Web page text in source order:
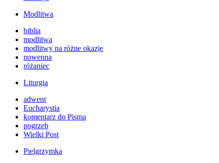
Modlitwa
biblia
modlitwa
modlitwy na różne okazje
nowenna
różaniec
Liturgia
adwent
Eucharystia
komentarz do Pisma
pogrzeb
Wielki Post
Pielgrzymka